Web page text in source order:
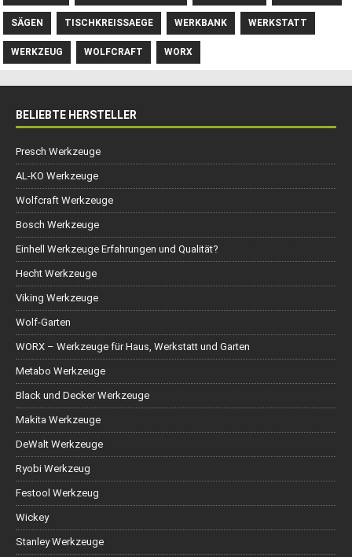
SÄGEN TISCHKREISSAEGE WERKBANK WERKSTATT
WERKZEUG WOLFCRAFT WORX
BELIEBTE HERSTELLER
Presch Werkzeuge
AL-KO Werkzeuge
Wolfcraft Werkzeuge
Bosch Werkzeuge
Einhell Werkzeuge Erfahrungen und Qualität?
Hecht Werkzeuge
Viking Werkzeuge
Wolf-Garten
WORX – Werkzeuge für Haus, Werkstatt und Garten
Metabo Werkzeuge
Black und Decker Werkzeuge
Makita Werkzeuge
DeWalt Werkzeuge
Ryobi Werkzeug
Festool Werkzeug
Wickey
Stanley Werkzeuge